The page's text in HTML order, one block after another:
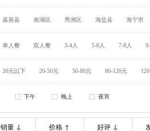
嘉善县 南湖区 秀洲区 海盐县 海宁市
单人餐 双人餐 3-4人 5-6人 7-8人
20元以下 20-50元 50-80元 80-120元
下午 晚上 夜宵
销量 价格 好评